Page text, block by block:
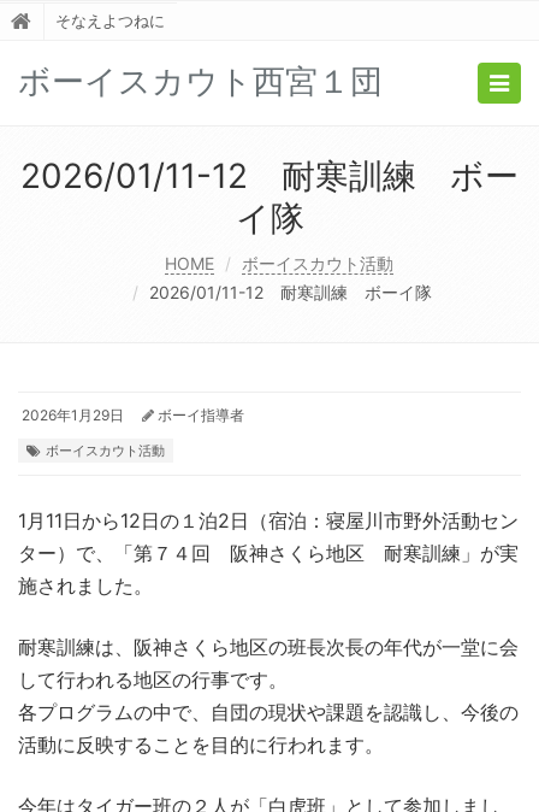
そなえよつねに
ボーイスカウト西宮１団
2026/01/11-12 耐寒訓練 ボー
イ隊
HOME
ボーイスカウト活動
2026/01/11-12 耐寒訓練 ボーイ隊
2026年1月29日 ボーイ指導者
ボーイスカウト活動
1月11日から12日の１泊2日（宿泊：寝屋川市野外活動セン
ター）で、「第７４回 阪神さくら地区 耐寒訓練」が実
施されました。
耐寒訓練は、阪神さくら地区の班長次長の年代が一堂に会
して行われる地区の行事です。
各プログラムの中で、自団の現状や課題を認識し、今後の
活動に反映することを目的に行われます。
今年はタイガー班の２人が「白虎班」として参加しまし